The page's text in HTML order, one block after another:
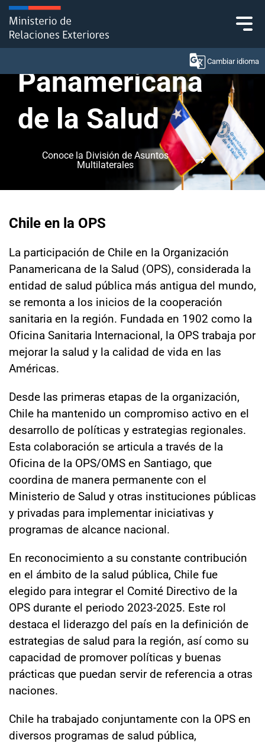
Click acá para ir directamente al contenido
Cambiar idioma
Ministerio
Política Exterior
Internacionales
Sala de prensa
modo claro
Organización
Panamericana
de la Salud
Conoce la División de Asuntos
Multilaterales
Chile en la OPS
La participación de Chile en la Organización
Panamericana de la Salud (OPS), considerada la
entidad de salud pública más antigua del mundo,
se remonta a los inicios de la cooperación
sanitaria en la región. Fundada en 1902 como la
Oficina Sanitaria Internacional, la OPS trabaja por
mejorar la salud y la calidad de vida en las
Américas.
Desde las primeras etapas de la organización,
Chile ha mantenido un compromiso activo en el
desarrollo de políticas y estrategias regionales.
Esta colaboración se articula a través de la
Oficina de la OPS/OMS en Santiago, que
coordina de manera permanente con el
Ministerio de Salud y otras instituciones públicas
y privadas para implementar iniciativas y
programas de alcance nacional.
En reconocimiento a su constante contribución
en el ámbito de la salud pública, Chile fue
elegido para integrar el Comité Directivo de la
OPS durante el periodo 2023-2025. Este rol
destaca el liderazgo del país en la definición de
estrategias de salud para la región, así como su
capacidad de promover políticas y buenas
prácticas que puedan servir de referencia a otras
naciones.
Chile ha trabajado conjuntamente con la OPS en
diversos programas de salud pública,